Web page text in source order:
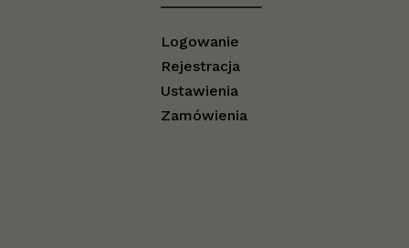
Logowanie
Rejestracja
Ustawienia
Zamówienia